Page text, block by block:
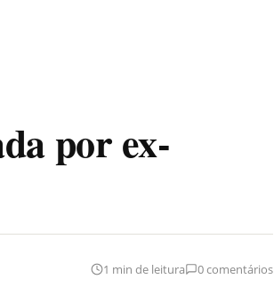
por ex-
1 min de leitura 0 comentários